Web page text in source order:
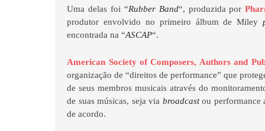
Uma delas foi “Rubber Band“, produzida por
produtor envolvido no primeiro álbum de Miley
encontrada na “ASCAP“.
American Society of Composers, Authors and
organização de “direitos de performance” que
de seus membros musicais através do
de suas músicas, seja via broadcastou performance
de acordo.